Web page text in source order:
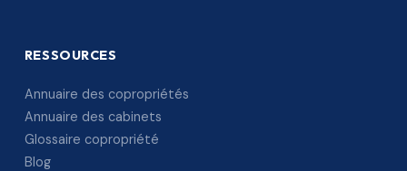
RESSOURCES
Annuaire des copropriétés
Annuaire des cabinets
Glossaire copropriété
Blog